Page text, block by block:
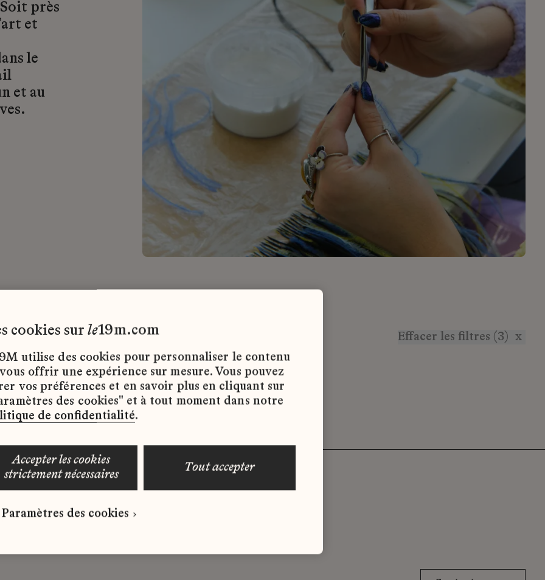
près
et
le
et au
Effacer les filtres (3) x
d’emploi disponibles pour le moment.
correspond à votre profil ?
spontanée dès maintenant.
cookies sur le19m.com
utilise des cookies pour personnaliser le contenu
offrir une expérience sur mesure. Vous pouvez
vos préférences et en savoir plus en cliquant sur
des cookies" et à tout moment dans notre
de confidentialité.
accepter les cookies
strictement nécessaires
tout accepter
Paramètres des cookies